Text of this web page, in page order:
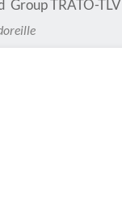
Group TRATO-TLV